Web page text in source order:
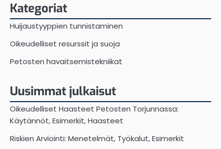
Kategoriat
Huijaustyyppien tunnistaminen
Oikeudelliset resurssit ja suoja
Petosten havaitsemistekniikat
Uusimmat julkaisut
Oikeudelliset Haasteet Petosten Torjunnassa:
Käytännöt, Esimerkit, Haasteet
Riskien Arviointi: Menetelmät, Työkalut, Esimerkit